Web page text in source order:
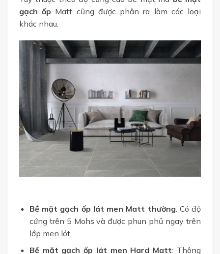
gạch ốp Matt cũng được phân ra làm các loại
khác nhau.
Bề mặt gạch ốp lát men Matt thường: Có độ
cứng trên 5 Mohs và được phun phủ ngay trên
lớp men lót.
Bề mặt gạch ốp lát men Hard Matt: Thông